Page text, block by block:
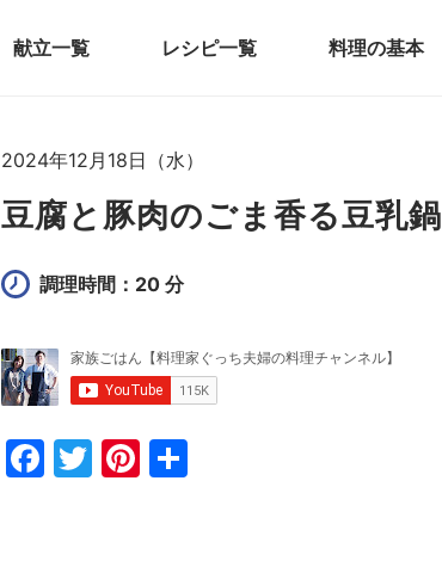
献立一覧 レシピ一覧 料理の基本
2024年12月18日（水）
豆腐と豚肉のごま香る豆乳鍋
調理時間：20 分
F
T
Pi